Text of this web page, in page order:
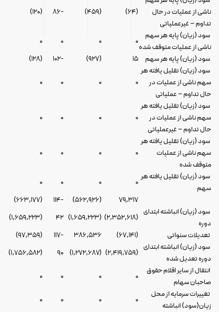
ناشی از عملیات در حال
تداوم – غیرعملیاتی
(۶۴) (۴۵۹) -۸۶ (۱۲۰)
سود (زیان) پایه هر سهم
ناشی از عملیات متوقف شده
۰ ۰ ۰
۰
سود (زیان) پایه هر سهم
۱۵ (۹۲۷) -۱۰۲
(۱۲۸)
سود (زیان) تقلیل یافته هر
سهم ناشی از عملیات در
حال تداوم – عملیاتی
۰ ۰ ۰ ۰
سود (زیان) تقلیل یافته هر
سهم ناشی از عملیات در
حال تداوم – غیرعملیاتی
۰ ۰ ۰ ۰
سود (زیان) تقلیل یافته هر
سهم ناشی از عملیات
متوقف شده
۰ ۰ ۰ ۰
سود (زیان) تقلیل یافته هر
سهم
۰ ۰ ۰
۰
۷۹,۳۱۷
(۵۶۲,۹۲۶) -۱۱۴
(۶۶۳,۱۷۷)
سود (زیان) انباشته ابتدای
دوره
(۲,۳۵۲,۶۱۸) (۱,۶۵۹,۲۲۳) ۴۲
(۱,۶۵۹,۲۲۳)
تعدیلات سنواتی
(۶۷,۱۴۱) ۳۸۶,۵۳۶ -۱۱۷
(۹۷,۳۵۹)
سود (زیان) انباشته ابتدای
دوره تعدیل شده
(۲,۴۱۹,۷۵۹) (۱,۲۷۲,۶۸۷) ۹۰
(۱,۷۵۶,۵۸۲)
انتقال از سایر اقلام حقوق
صاحبان سهام
۰ ۰ ۰
۰
تغییرات سرمایه از محل
زیان(سود) انباشته
۰ ۰ ۰
۰